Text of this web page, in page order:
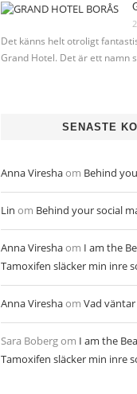
Det känns helt otroligt
Grand Hotel. Det är ett namn
SENASTE
Anna Vireshaom Behind
Lin om Behind your social
Anna Vireshaom I am the
Tamoxifen släcker min inre
Anna Vireshaom Vad väntar
Sara Bobergom I am the
Tamoxifen släcker min inre